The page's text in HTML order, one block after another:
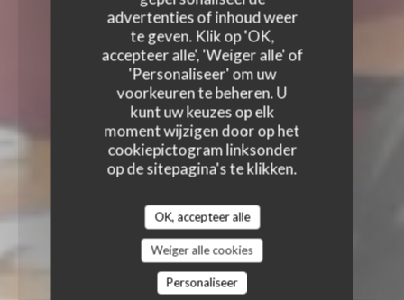
advertenties of inhoud weer
te geven. Klik op 'OK,
accepteer alle', 'Weiger alle' of
'Personaliseer' om uw
voorkeuren te beheren. U
kunt uw keuzes op elk
moment wijzigen door op het
cookiepictogram linksonder
op de sitepagina's te klikken.
OK, accepteer alle
Weiger alle cookies
Personaliseer